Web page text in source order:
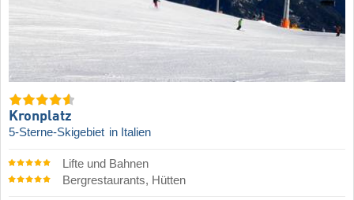
Kronplatz
5-Sterne-Skigebiet in Italien
Lifte und Bahnen
Bergrestaurants, Hütten